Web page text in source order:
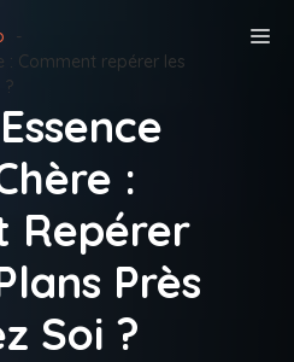
: Comment repérer les
?
:
Repérer
Près
Soi ?